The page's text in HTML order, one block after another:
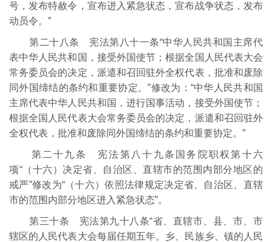
号，发布特赦令，宣布进入紧急状态，宣布战争状态，发布
动员令。”
第二十八条 宪法第八十一条“中华人民共和国主席代
表中华人民共和国，接受外国使节；根据全国人民代表大会
常务委员会的决定，派遣和召回驻外全权代表，批准和废除
同外国缔结的条约和重要协定。”修改为：“中华人民共和国
主席代表中华人民共和国，进行国事活动，接受外国使节；
根据全国人民代表大会常务委员会的决定，派遣和召回驻外
全权代表，批准和废除同外国缔结的条约和重要协定。”
第二十九条 宪法第八十九条国务院职权第十六
项“（十六）决定省、自治区、直辖市的范围内部分地区的
戒严”修改为“（十六）依照法律规定决定省、自治区、直辖
市的范围内部分地区进入紧急状态”。
第三十条 宪法第九十八条“省、直辖市、县、市、市
辖区的人民代表大会每届任期五年。乡、民族乡、镇的人民